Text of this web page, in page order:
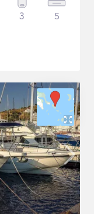
3 5